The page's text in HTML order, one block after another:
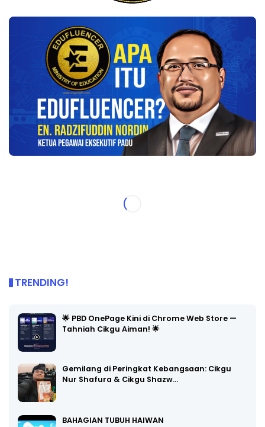
TRENDING!
🌟 PBD OnePage Kini di Chrome Web Store —
Tahniah Cikgu Aiman! 🌟
Gemilang di Peringkat Kebangsaan: Cikgu
Nur Shafura & Cikgu Shazw…
BAHAGIAN TUBUH HAIWAN